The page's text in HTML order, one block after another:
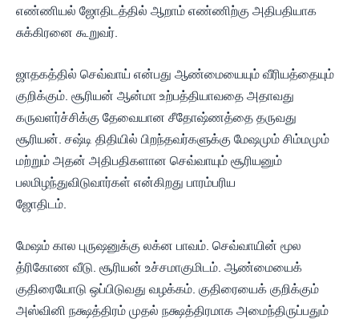
எண்ணியல் ஜோதிடத்தில் ஆறாம் எண்ணிற்கு அதிபதியாக
சுக்கிரனை கூறுவர்.
ஜாதகத்தில் செவ்வாய் என்பது ஆண்மையையும் வீரியத்தையும்
குறிக்கும். சூரியன் ஆன்மா உற்பத்தியாவதை அதாவது
கருவளர்ச்சிக்கு தேவையான சீதோஷ்ணத்தை தருவது
சூரியன். சஷ்டி திதியில் பிறந்தவர்களுக்கு மேஷமும் சிம்மமும்
மற்றும் அதன் அதிபதிகளான செவ்வாயும் சூரியனும்
பலமிழந்துவிடுவார்கள் என்கிறது பாரம்பரிய
ஜோதிடம்.
மேஷம் கால புருஷனுக்கு லக்ன பாவம். செவ்வாயின் மூல
த்ரிகோண வீடு. சூரியன் உச்சமாகுமிடம். ஆண்மையைக்
குதிரையோடு ஒப்பிடுவது வழக்கம். குதிரையைக் குறிக்கும்
அஸ்வினி நக்ஷத்திரம் முதல் நக்ஷத்திரமாக அமைந்திருப்பதும்